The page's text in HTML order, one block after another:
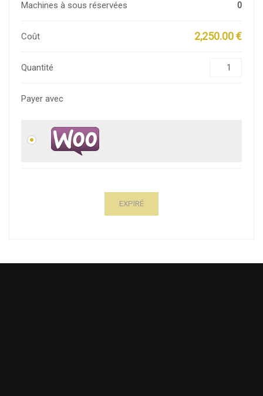
Machines à sous réservées 0
Coût 2,250.00 €
Quantité
Payer avec
EXPIRÉ